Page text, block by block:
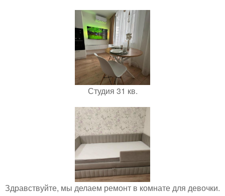
Студия 31 кв.
Здравствуйте, мы делаем ремонт в комнате для девочки.